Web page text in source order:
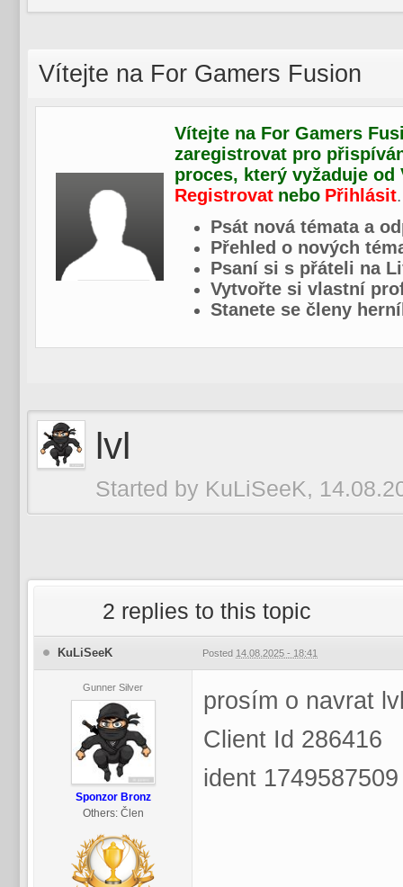
Vítejte na For Gamers Fusion
Vítejte na For Gamers
zaregistrovat pro
proces, který vyžaduje
Registrovat nebo Přihlásit.
Psát nová témata a
Přehled o nových
Psaní si s přáteli na
Vytvořte si vlastní
Stanete se členy
lvl
Started by KuLiSeeK,
2 replies to this topic
KuLiSeeK Posted 14.08.2025 - 18:41
Gunner Silver
Sponzor Bronz
Others: Člen
prosím o navrat
Client Id 286416
ident